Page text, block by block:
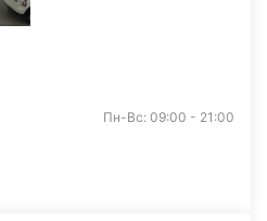
Пн-Вс: 09:00 - 21:00